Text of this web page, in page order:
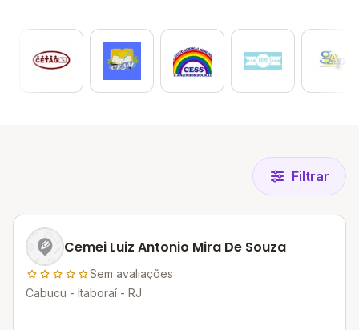
Filtrar
Cemei Luiz Antonio Mira De Souza
Sem avaliações
Cabucu - Itaboraí - RJ